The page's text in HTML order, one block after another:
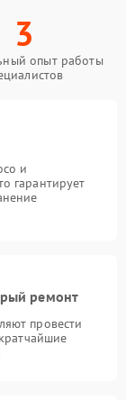
3
опыт работы
и
гарантирует
ремонт
провести